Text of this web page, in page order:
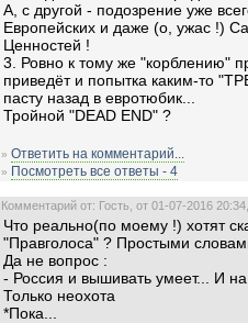
А, с другой - подозрение уже
Европейских и даже (о, ужас !)
Ценностей !
3. Ровно к тому же "корблению"
приведёт и попытка каким-то
пасту назад в евротюбик...
Тройной "DEAD END" ?
» Ответить на комментарий...
» Посмотреть все ответы - 4
Комментарий от: Гость, от 01-07-2016 20:34,
Что реально(по моему !) хотят
"Правголоса" ? Простыми
Да не вопрос :
- Россия и вышивать умеет... И
Только неохота
*Пока...